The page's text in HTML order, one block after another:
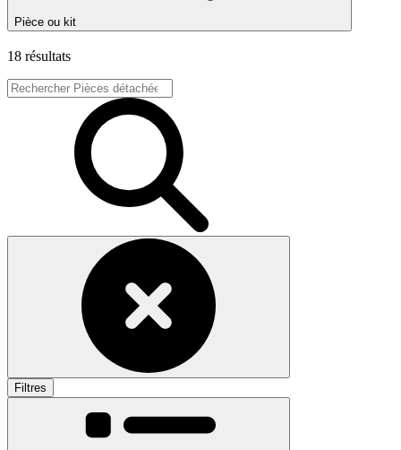
Pièce ou kit
18 résultats
Filtres